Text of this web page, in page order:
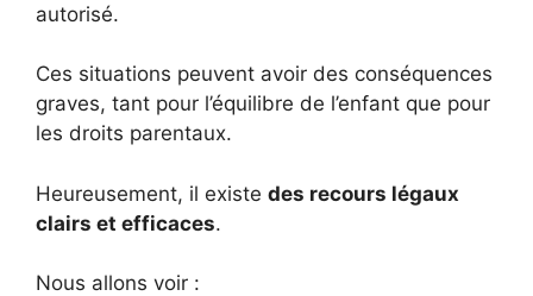
autorisé.
Ces situations peuvent avoir des conséquences
graves, tant pour l’équilibre de l’enfant que pour
les droits parentaux.
Heureusement, il existe des recours légaux
clairs et efficaces.
Nous allons voir :